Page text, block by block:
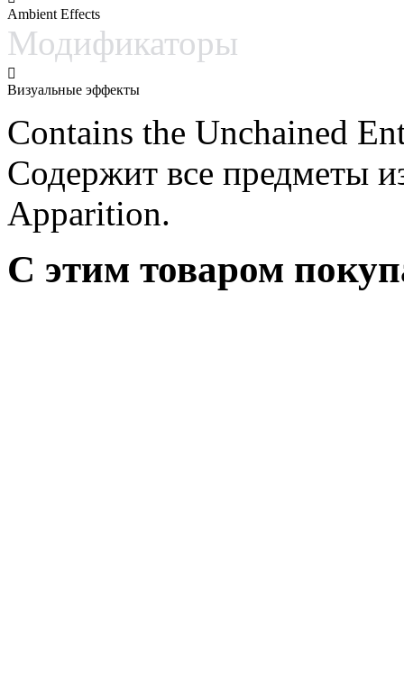
Ambient Effects
Модификаторы
Визуальные эффекты
Contains the Unchained
Содержит все предметы
Apparition.
С этим товаром